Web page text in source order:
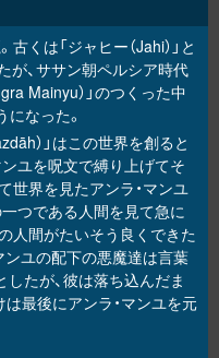
くは「ジャヒー（Jahi）」と
が、ササン朝ペルシア時代
Mainyu）」のつくった中
なった。
）」はこの世界を創ると
ンユを呪文で縛り上げてそ
世界を見たアンラ・マンユ
一つである人間を見て急に
人間がたいそう良くできた
ンユの配下の悪魔達は言葉
たが、彼は落ち込んだま
最後にアンラ・マンユを元